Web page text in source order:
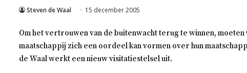
Steven de Waal 15 december 2005
Om het vertrouwen van de buitenwacht terug te winnen,
maatschappij zich een oordeel kan vormen over hun
de Waal werkt een nieuw visitatiestelsel uit.